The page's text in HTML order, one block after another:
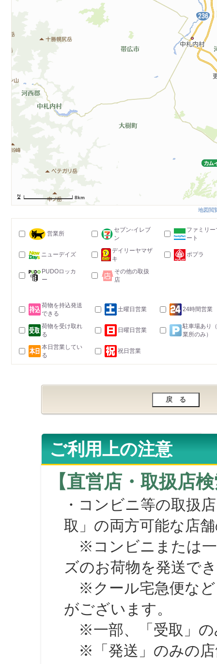
8km
地図閲
営業所
セブン-イレブ
ン
ファミリー
ート
ニューデイズ
デイリーヤマザ
キ
ポプラ
PUDOロッカ
ー
その他の取扱
店
荷物を持込発送
できる
土曜日営業 24時間営業
荷物を受け取れ
る
日曜日営業
駐車場あり
業所のみ）
本日営業してい
る
祝日営業
ご利用上の注意
【直営店・取扱店
・コンビニ等の取扱
取」の両方可能な店
※コンビニまたは一
ズのお荷物を発送で
※クール宅急便など
がございます。
※一部、「受取」の
※「発送」のみの店